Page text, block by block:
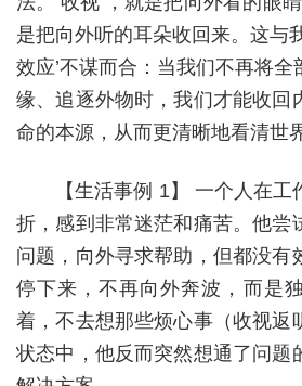
是把向外听的耳朵收回来。这与
效应’不谋而合：当我们不再将
缘、追逐外物时，我们才能收回
命的本源，从而更清晰地看清世
【生活事例 1】 一个人在
折，感到非常迷茫和痛苦。他尝
问题，向外寻求帮助，但都没有
停下来，不再向外奔波，而是
着，不去想那些烦心事（收视返
状态中，他反而突然想通了问题